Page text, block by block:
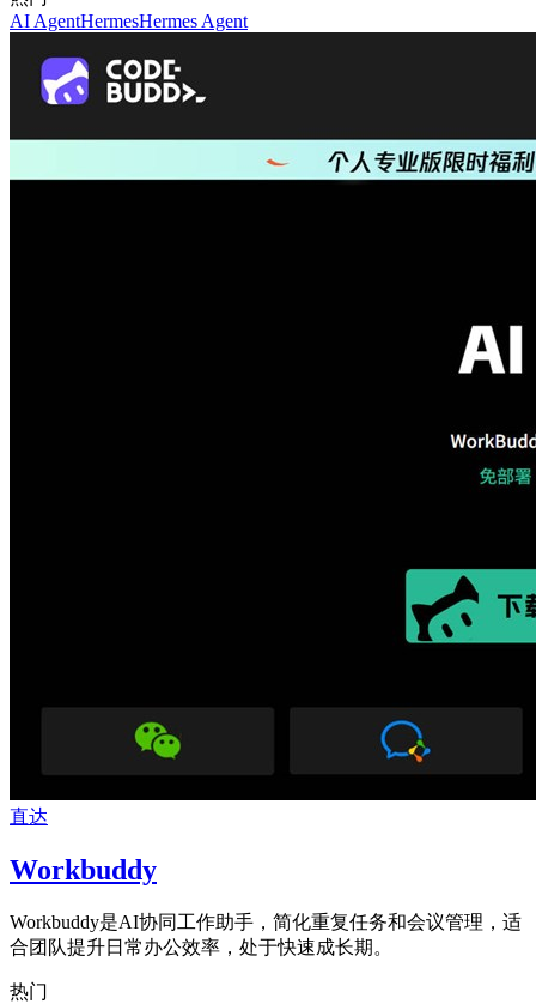
AI AgentHermesHermes Agent
直达
Workbuddy
Workbuddy是AI协同工作助手，简化重复任务和会议管理，适
合团队提升日常办公效率，处于快速成长期。
热门